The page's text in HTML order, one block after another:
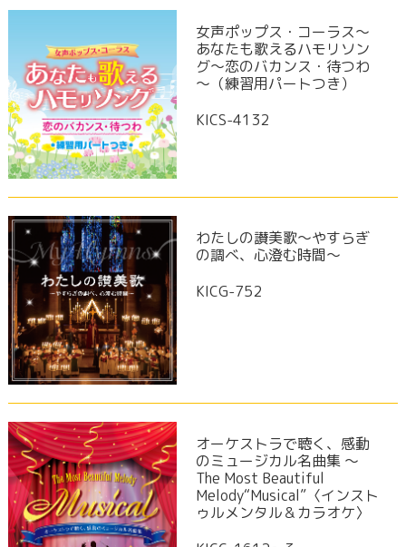
女声ポップス・コーラス～
あなたも歌えるハモリソン
グ～恋のバカンス・待つわ
～（練習用パートつき）
KICS-4132
わたしの讃美歌～やすらぎ
の調べ、心澄む時間～
KICG-752
オーケストラで聴く、感動
のミュージカル名曲集 〜
The Most Beautiful
Melody“Musical”〈インスト
ゥルメンタル＆カラオケ〉